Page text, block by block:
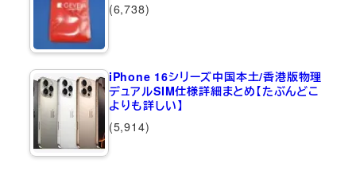
(6,738)
iPhone 16シリーズ中国本土/香港版物理
デュアルSIM仕様詳細まとめ【たぶんどこ
よりも詳しい】
(5,914)